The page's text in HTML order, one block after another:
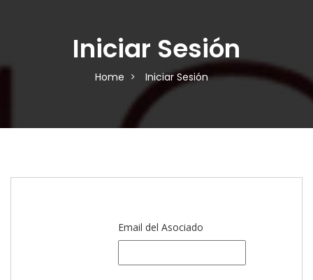
Iniciar Sesión
Home Iniciar Sesión
Email del Asociado